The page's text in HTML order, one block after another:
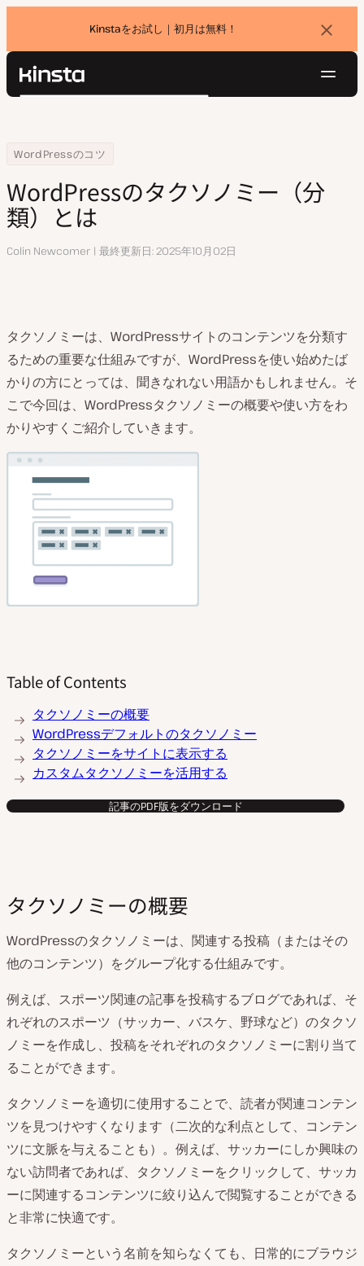
Kinstaをお試し｜初月は無料！
バ
ナ
を
Kinsta®
価格設定
お問い合わせ
検
Home
リソースセンター
WordPressのコツ
WordPressのタクソノミー（分類）とは
WordPressのタクソノミー（分
類）とは
執
Colin Newcomer 最終更新日 2025年10月02日
タクソノミーは、WordPressサイトのコンテンツを分類す
るための重要な仕組みですが、WordPressを使い始めたば
かりの方にとっては、聞きなれない用語かもしれません。そ
こで今回は、WordPressタクソノミーの概要や使い方をわ
かりやすくご紹介していきます。
Table of Contents
タクソノミーの概要
WordPressデフォルトのタクソノミー
タクソノミーをサイトに表示する
カスタムタクソノミーを活用する
記事のPDF版をダウンロード
タクソノミーの概要
WordPressのタクソノミーは、関連する投稿（またはその
他のコンテンツ）をグループ化する仕組みです。
例えば、スポーツ関連の記事を投稿するブログであれば、そ
れぞれのスポーツ（サッカー、バスケ、野球など）のタクソ
ノミーを作成し、投稿をそれぞれのタクソノミーに割り当て
ることができます。
タクソノミーを適切に使用することで、読者が関連コンテン
ツを見つけやすくなります（二次的な利点として、コンテン
ツに文脈を与えることも）。例えば、サッカーにしか興味の
ない訪問者であれば、タクソノミーをクリックして、サッカ
ーに関連するコンテンツに絞り込んで閲覧することができる
と非常に快適です。
タクソノミーという名前を知らなくても、日常的にブラウジ